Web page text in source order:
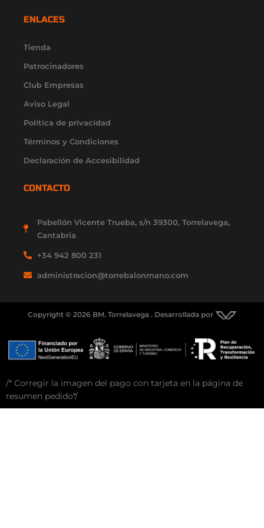
m
e
b
o
-
t
u
e
r
ENLACES
Tienda
Patrocinadores
Club Empresas
Aviso Legal
Política de privacidad
Términos y Condiciones
Declaración de Accesibilidad
CONTACTO
Pabellón Vicente Trueba, s/n 39300, Torrelavega,
Cantabria
+34 942 800 231
administracion@torrebalonmano.com
Copyright © 2026 BM. Torrelavega . Desarrollada por
/* Corregir la imagen del pago con tarjeta en la página de
resumen pedido*/